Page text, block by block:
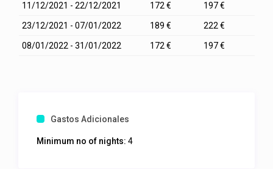
11/12/2021 - 22/12/2021 172 € 197 €
23/12/2021 - 07/01/2022 189 € 222 €
08/01/2022 - 31/01/2022 172 € 197 €
Gastos Adicionales
Minimum no of nights: 4